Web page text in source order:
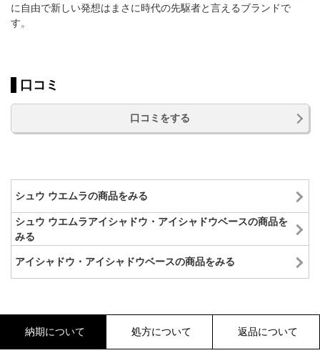
に自由で新しい発想はまさに時代の先駆者と言えるブランドで
す。
口コミ
口コミをする
シュウ ウエムラの商品をみる
シュウ ウエムラアイシャドウ・アイシャドウベースの商品を
みる
アイシャドウ・アイシャドウベースの商品をみる
納期について 処方について 返品について